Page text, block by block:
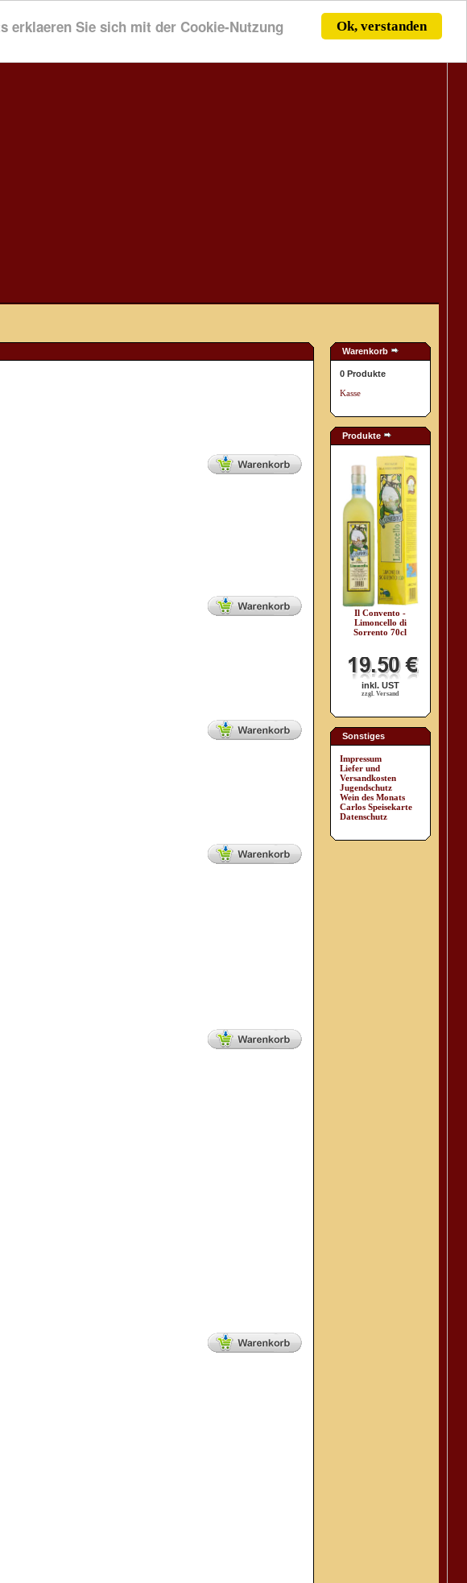
Ok, verstanden
Sie sich mit der Cookie-Nutzung
Warenkorb
0 Produkte
Kasse
Produkte
Il Convento -
Limoncello di
Sorrento 70cl
inkl. UST
zzgl. Versand
Sonstiges
Impressum
Liefer und
Versandkosten
Jugendschutz
Wein des Monats
Carlos Speisekarte
Datenschutz